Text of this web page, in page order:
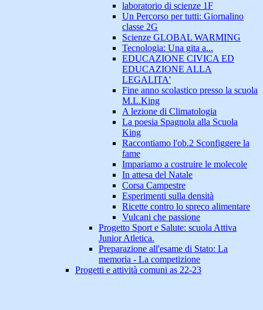
laboratorio di scienze 1F
Un Percorso per tutti: Giornalino
classe 2G
Scienze GLOBAL WARMING
Tecnologia: Una gita a...
EDUCAZIONE CIVICA ED
EDUCAZIONE ALLA
LEGALITA'
Fine anno scolastico presso la scuola
M.L.King
A lezione di Climatologia
La poesia Spagnola alla Scuola
King
Raccontiamo l'ob.2 Sconfiggere la
fame
Impariamo a costruire le molecole
In attesa del Natale
Corsa Campestre
Esperimenti sulla densità
Ricette contro lo spreco alimentare
Vulcani che passione
Progetto Sport e Salute: scuola Attiva
Junior Atletica.
Preparazione all'esame di Stato: La
memoria - La competizione
Progetti e attività comuni as 22-23